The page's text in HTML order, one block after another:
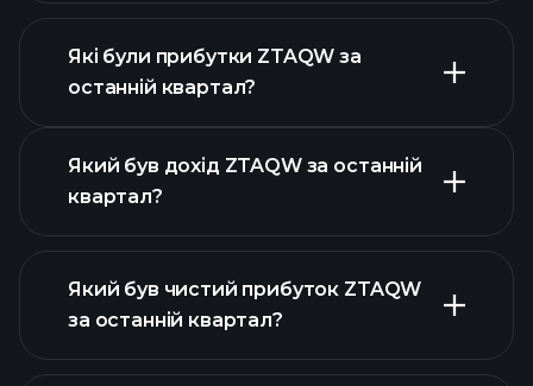
Які були прибутки ZTAQW за
останній квартал?
прибутки ZTAQW
Який був дохід ZTAQW за останній
квартал?
фінансових звітах ZTAQW
Який був чистий прибуток ZTAQW
за останній квартал?